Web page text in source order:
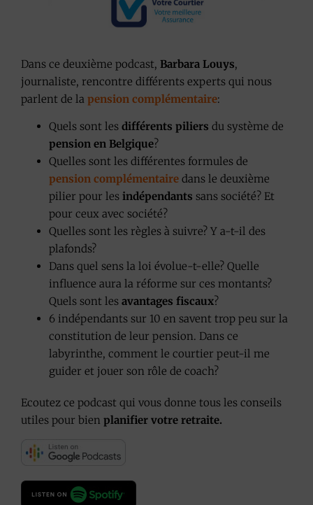
Dans ce deuxième podcast, Barbara Louys,
journaliste, rencontre différents experts qui nous
parlent de la pension complémentaire:
Quels sont les différents piliers du système de
pension en Belgique?
Quelles sont les différentes formules de
pension complémentaire dans le deuxième
pilier pour les indépendants sans société? Et
pour ceux avec société?
Quelles sont les règles à suivre? Y a-t-il des
plafonds?
Dans quel sens la loi évolue-t-elle? Quelle
influence aura la réforme sur ces montants?
Quels sont les avantages fiscaux?
6 indépendants sur 10 en savent trop peu sur la
constitution de leur pension. Dans ce
labyrinthe, comment le courtier peut-il me
guider et jouer son rôle de coach?
Ecoutez ce podcast qui vous donne tous les conseils
utiles pour bien planifier votre retraite.